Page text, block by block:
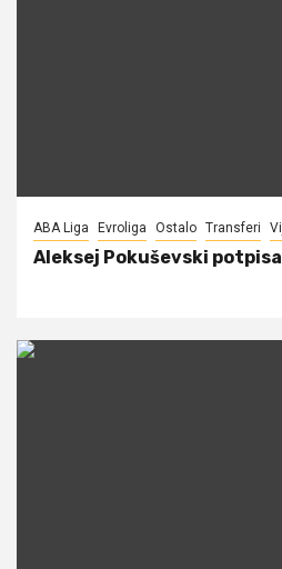
ABA Liga Evroliga Ostalo Transferi
Aleksej Pokuševski